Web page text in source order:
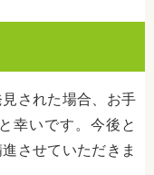
された場合、お手
幸いです。今後と
させていただきま